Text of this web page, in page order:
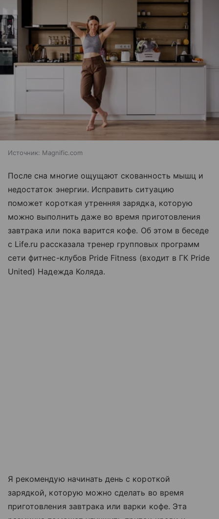
Источник: Magnific.com
После сна многие ощущают скованность мышц и
недостаток энергии. Исправить ситуацию
поможет короткая утренняя зарядка, которую
можно выполнить даже во время приготовления
завтрака или пока варится кофе. Об этом в беседе
с Life.ru рассказала тренер групповых программ
сети фитнес-клубов Pride Fitness (входит в ГК Pride
United) Надежда Коляда.
Я рекомендую начинать день с короткой
зарядкой, которую можно сделать во время
приготовления завтрака или варки кофе. Эта